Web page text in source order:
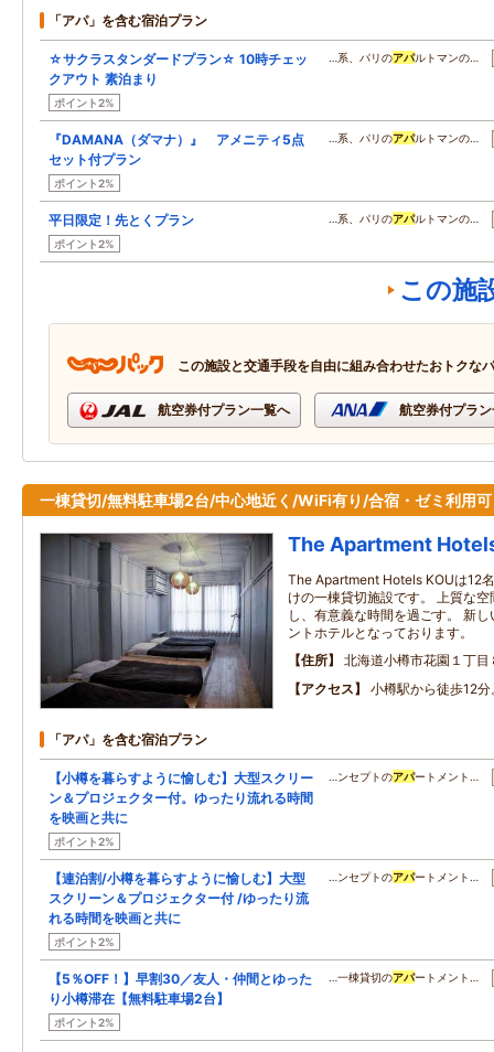
「アパ」を含む宿泊プラン
☆サクラスタンダードプラン☆ 10時チェッ
クアウト 素泊まり
ポイント2%
…系、パリのアパルトマンの…
『DAMANA（ダマナ）』 アメニティ5点
セット付プラン
ポイント2%
…系、パリのアパルトマンの…
平日限定！先とくプラン
ポイント2%
…系、パリのアパルトマンの…
この施
この施設と交通手段を自由に組み合わせたおトクな
航空券付プラン一覧へ 航空券付プラ
一棟貸切/無料駐車場2台/中心地近く/WiFi有り/合宿・ゼミ利用可
The Apartment
The Apartment Hotels KOUは12
けの一棟貸切施設です。 上質な
し、有意義な時間を過ごす。 新
ントホテルとなっております。
住所
北海道小樽市花園１丁目
アクセス
小樽駅から徒歩12分
「アパ」を含む宿泊プラン
【小樽を暮らすように愉しむ】大型スクリー
ン＆プロジェクター付。ゆったり流れる時間
を映画と共に
ポイント2%
…ンセプトのアパートメント…
【連泊割/小樽を暮らすように愉しむ】大型
スクリーン＆プロジェクター付 /ゆったり流
れる時間を映画と共に
ポイント2%
…ンセプトのアパートメント…
【5％OFF！】早割30／友人・仲間とゆった
り小樽滞在【無料駐車場2台】
ポイント2%
…一棟貸切のアパートメント…